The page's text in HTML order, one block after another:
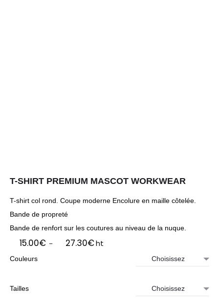
T-SHIRT PREMIUM MASCOT WORKWEAR
T-shirt col rond. Coupe moderne Encolure en maille côtelée.
Bande de propreté
Bande de renfort sur les coutures au niveau de la nuque.
15.00€ – 27.30€Plage
ht
Couleurs
Tailles